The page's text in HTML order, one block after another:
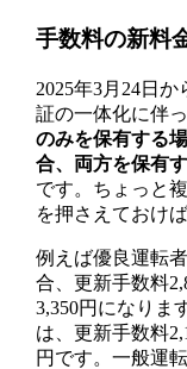
手数料の新料
2025年3月24日
証の一体化に伴
のみを保有する
合、両方を保有
です。ちょっと
を押さえておけ
例えば優良運転
合、更新手数料
3,350円になりま
は、更新手数料
円です。一般運